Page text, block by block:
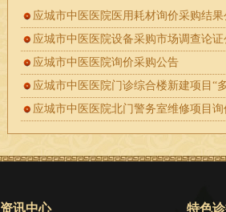
应城市中医医院医用耗材询价采购结果
应城市中医医院设备采购市场调查论证
应城市中医医院询价采购公告
应城市中医医院门诊综合楼新建项目“
应城市中医医院北门警务室维修项目
资讯中心 特色